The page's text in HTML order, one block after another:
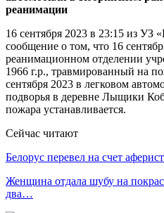
16 сентября 2023 в 23:15 из УЗ
сообщение о том, что 16
реанимационном отделении
1966 г.р., травмированный на
сентября 2023 в легковом
подворья в деревне Лыщики
пожара устанавливается.
Сейчас читают
Белорус перевел на счет
Женщина отдала шубу на
два…